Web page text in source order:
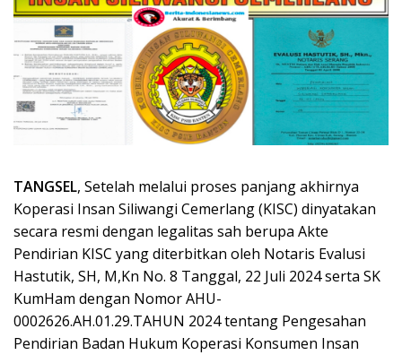
TANGSEL, Setelah melalui proses panjang akhirnya
Koperasi Insan Siliwangi Cemerlang (KISC) dinyatakan
secara resmi dengan legalitas sah berupa Akte
Pendirian KISC yang diterbitkan oleh Notaris Evalusi
Hastutik, SH, M,Kn No. 8 Tanggal, 22 Juli 2024 serta SK
KumHam dengan Nomor AHU-
0002626.AH.01.29.TAHUN 2024 tentang Pengesahan
Pendirian Badan Hukum Koperasi Konsumen Insan